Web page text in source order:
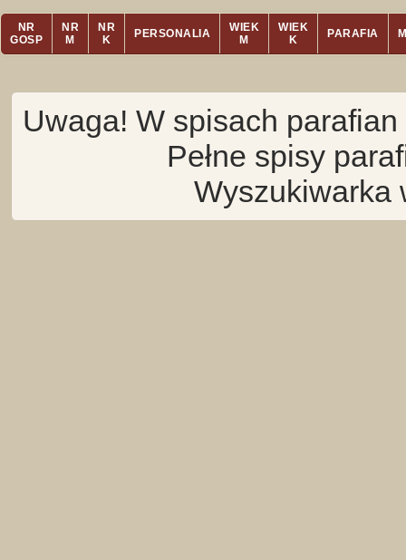
NR
GOSP
NR
M
NR
K
PERSONALIA
WIEK
M
WIEK
K
PARAFIA
Uwaga! W spisach
Pełne spisy
Wyszukiwarka